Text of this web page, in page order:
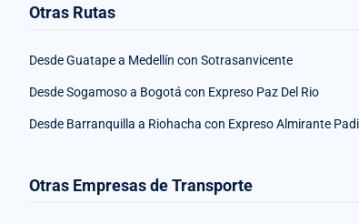
Otras Rutas
Desde Guatape a Medellín con Sotrasanvicente
Desde Sogamoso a Bogotá con Expreso Paz Del Rio
Desde Barranquilla a Riohacha con Expreso Almirante
Otras Empresas de Transporte